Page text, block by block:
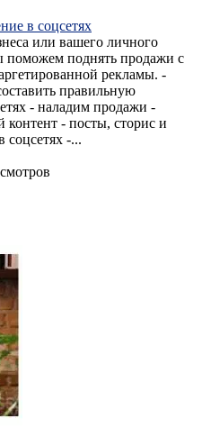
в соцсетях
или вашего личного
поможем поднять продажи с
рекламы. -
правильную
- наладим продажи -
- посты, сторис и
соцсетях -...